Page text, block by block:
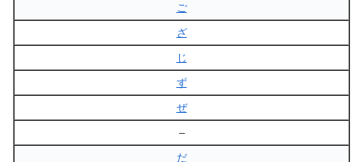
ご
ざ
じ
ず
ぜ
–
だ